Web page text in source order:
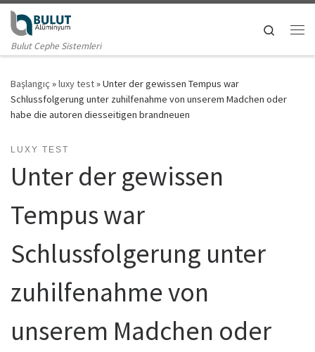
Skip to content
Bulut Cephe Sistemleri
Search
Başlangıç »luxy test»Unter der gewissen Tempus war
Schlussfolgerung unter zuhilfenahme von unserem Madchen oder
habe die autoren diesseitigen brandneuen
LUXY TEST
Unter der gewissen
Tempus war
Schlussfolgerung unter
zuhilfenahme von
unserem Madchen oder